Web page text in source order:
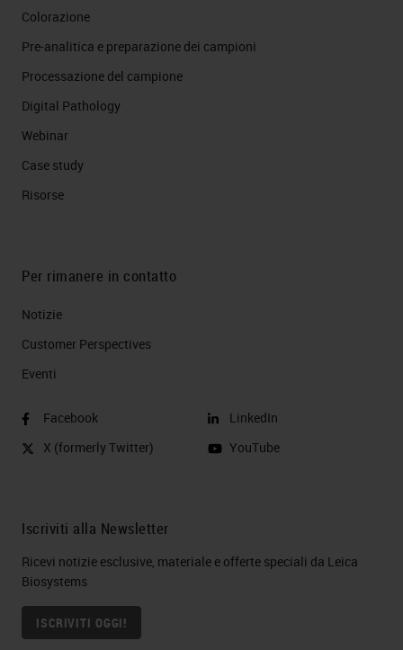
Colorazione
Pre-analitica e preparazione dei campioni
Processazione del campione
Digital Pathology
Webinar
Case study
Risorse
Per rimanere in contatto
Notizie
Customer Perspectives​
Eventi
Facebook
X (formerly Twitter)
LinkedIn
YouTube
Iscriviti alla Newsletter
Ricevi notizie esclusive, materiale e offerte speciali da Leica
Biosystems
ISCRIVITI OGGI!